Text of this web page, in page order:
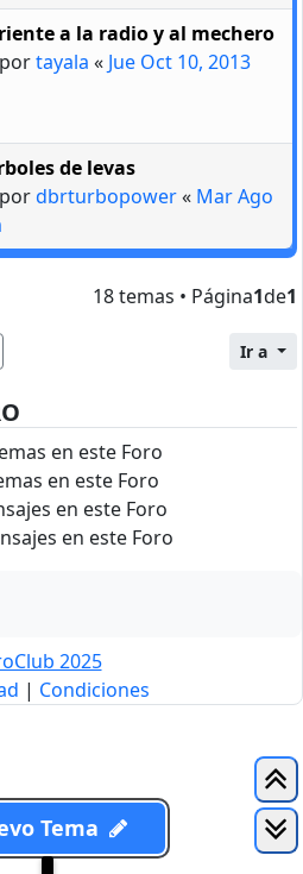
Tema
a la radio y al mechero
tayala « Jue Oct 10, 2013
de levas
dbrturbopower« Mar Ago
18 temas • Página1de1
Ir a
en este Foro
en este Foro
en este Foro
en este Foro
2025
| Condiciones